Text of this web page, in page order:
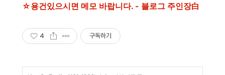
☆용건있으시면 메모 바랍니다. - 블로그 주인장白
4 구독하기